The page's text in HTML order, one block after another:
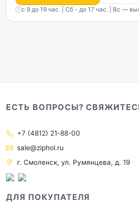
с 9 до 19 час. | Сб - до 17 час. | Вс —
ЕСТЬ ВОПРОСЫ?
+7 (4812) 21-88-00
sale@ziphol.ru
г. Смоленск, ул. Румянцева, д. 19
ДЛЯ ПОКУПАТЕЛЯ